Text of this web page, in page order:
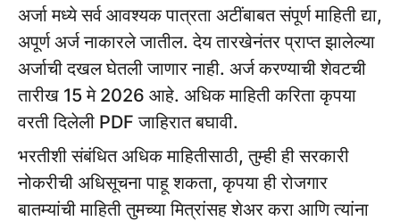
अर्जा मध्ये सर्व आवश्यक पात्रता अटींबाबत संपूर्ण माहिती द्या,
अपूर्ण अर्ज नाकारले जातील. देय तारखेनंतर प्राप्त झालेल्या
अर्जाची दखल घेतली जाणार नाही. अर्ज करण्याची शेवटची
तारीख 15 मे 2026 आहे. अधिक माहिती करिता कृपया
वरती दिलेली PDF जाहिरात बघावी.
भरतीशी संबंधित अधिक माहितीसाठी, तुम्ही ही सरकारी
नोकरीची अधिसूचना पाहू शकता, कृपया ही रोजगार
बातम्यांची माहिती तुमच्या मित्रांसह शेअर करा आणि त्यांना